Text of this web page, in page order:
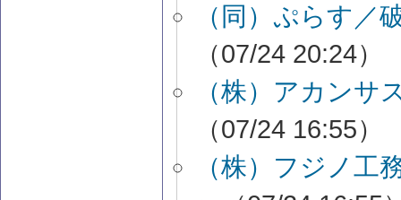
（同）ぷらす
（07/24 20:24）
（株）アカン
（07/24 16:55）
（株）フジノ